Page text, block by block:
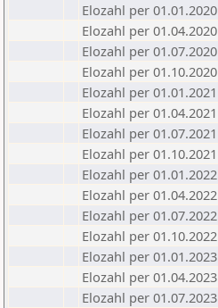
Elozahl per 01.01.2020
Elozahl per 01.04.2020
Elozahl per 01.07.2020
Elozahl per 01.10.2020
Elozahl per 01.01.2021
Elozahl per 01.04.2021
Elozahl per 01.07.2021
Elozahl per 01.10.2021
Elozahl per 01.01.2022
Elozahl per 01.04.2022
Elozahl per 01.07.2022
Elozahl per 01.10.2022
Elozahl per 01.01.2023
Elozahl per 01.04.2023
Elozahl per 01.07.2023